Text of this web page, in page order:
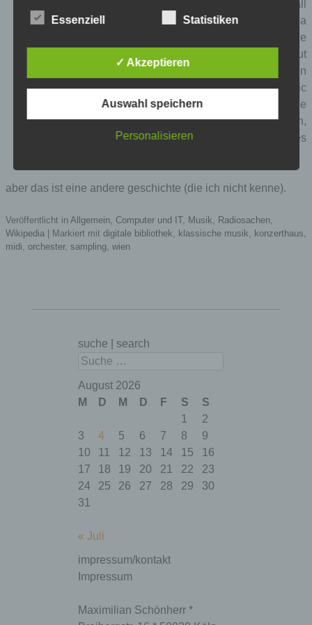
anyone clearly. I also note that the music samples all
exceed the 30 seconds limit of fair use and that there is a
lack of info regarding where the recording is from. Article
also makes many other outlandish claim about
collaborating with the likes of Mariah Carey, Toni Braxton
and Dr. Dre. I have the New Grove Dictionary of Music
with me and there is no Joel Kass in there. If this article
is legitimate, this guy should be in there. Closing admin,
please delete all the related photos and music samples
aber das ist eine andere geschichte (die ich nicht kenne).
Veröffentlicht in Allgemein Computer und IT, Musik Radiosachen
Wikipedia
Markiert mit digitale bibliothek klassische musik konzerthaus
midi orchester, sampling wien
suche | search
Suchen
August 2026
M
D M D F S
S
1
2
3
4 5 6 7 8
9
10
11 12 13 14 15
16
17
18 19 20 21 22
23
24
25 26 27 28 29
30
31
« Juli
impressum/kontakt
Impressum
Maximilian Schönherr *
wordpress_te
st_cookie
Verwendung von
deaktiviert wurde.
Speicherdauer:
Browsersitzung
(wird beim
Schließen Ihres
Internet-Browsers
gelöscht).
Dieses Cookie
speichert Ihre
mit Bezug auf
Funktionen dieser
Website, die auf
der PHP-
he basieren,
vollständig
Essenziell Statistiken
✓ Akzeptieren
Auswahl speichern
Personalisieren